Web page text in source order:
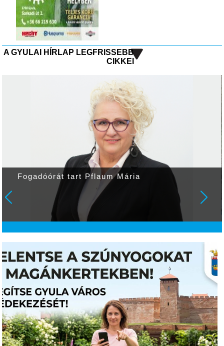
A GYULAI HÍRLAP LEGFRISSEBB
CIKKEI
Fogadóórát tart Pflaum Mária